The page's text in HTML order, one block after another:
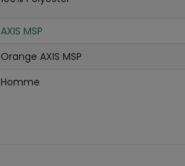
AXIS MSP
Orange AXIS MSP
Homme